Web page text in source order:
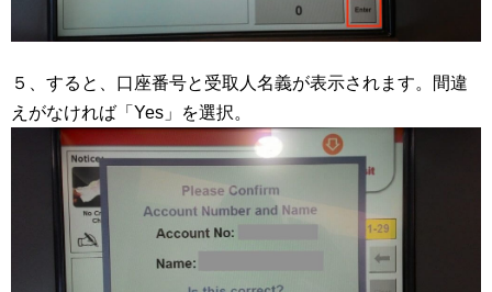
５、すると、口座番号と受取人名義が表示されます。間違
えがなければ「Yes」を選択。